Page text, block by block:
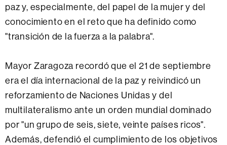
paz y, especialmente, del papel de la mujer y del
conocimiento en el reto que ha definido como
"transición de la fuerza a la palabra".
Mayor Zaragoza recordó que el 21 de septiembre
era el día internacional de la paz y reivindicó un
reforzamiento de Naciones Unidas y del
multilateralismo ante un orden mundial dominado
por "un grupo de seis, siete, veinte países ricos".
Además, defendió el cumplimiento de los objetivos